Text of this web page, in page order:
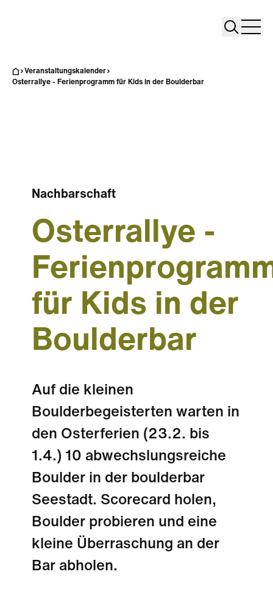
Search
Veranstaltungskalender
Osterrallye - Ferienprogramm für Kids in der Boulderbar
Nachbarschaft
Osterrallye -
für Kids in der
Boulderbar
Auf die kleinen
Boulderbegeisterten warten in
den Osterferien (23.2. bis
1.4.) 10 abwechslungsreiche
Boulder in der boulderbar
Seestadt. Scorecard holen,
Boulder probieren und eine
kleine Überraschung an der
Bar abholen.